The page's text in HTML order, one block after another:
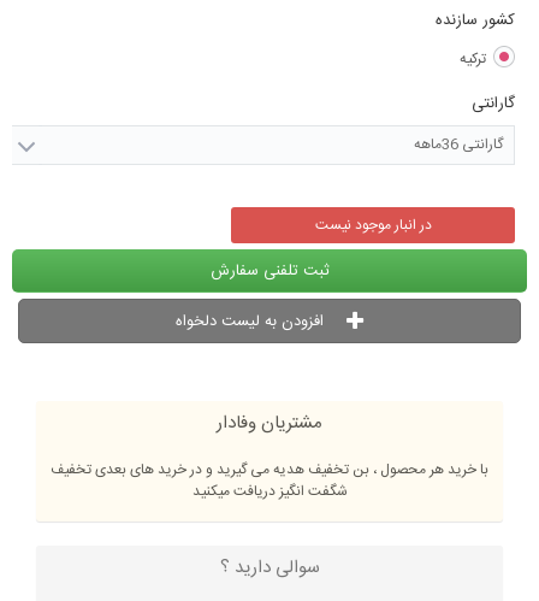
کشور سازنده
ترکیه
گارانتی
گارانتی 36ماهه
در انبار موجود نیست
ثبت تلفنی سفارش
افزودن به لیست دلخواه
مشتریان وفادار
با خرید هر محصول ، بن تخفیف هدیه می گیرید و در خرید های بعدی تخفیف
شگفت انگیز دریافت میکنید
سوالی دارید ؟